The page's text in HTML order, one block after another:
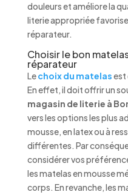
douleurs et améliore la
literie appropriée
réparateur.
Choisir le bon
réparateur
Lechoix du matelasest
En effet, il doit offrir un
magasin de literie à
vers les options les plus
mousse, en latex ou à
différentes. Par
considérer vos
les matelas en mousse
corps. En revanche, les